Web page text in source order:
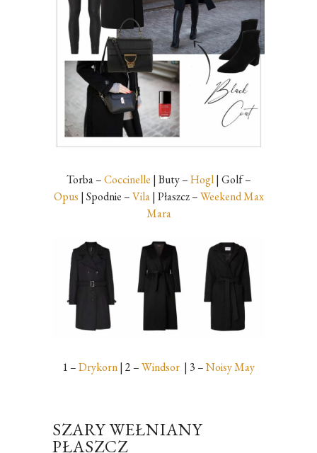
Torba –Coccinelle | Buty –Hogl| Golf –
Opus | Spodnie –Vila| Płaszcz –Weekend Max
Mara
1 –Drykorn| 2 –Windsor | 3 –Noisy May
SZARY WEŁNIANY
PŁASZCZ